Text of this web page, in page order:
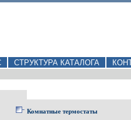
СТРУКТУРА КАТАЛОГА
Комнатные термостаты